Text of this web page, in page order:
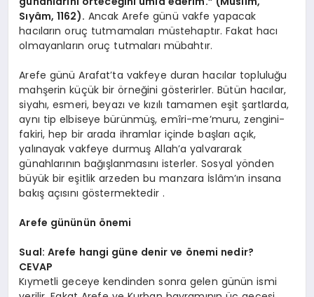
Sıyâm, 1162). Ancak Arefe günü vakfe yapacak
hacıların oruç tutmamaları müstehaptır. Fakat hacı
olmayanların oruç tutmaları mübahtır.
Arefe günü Arafat’ta vakfeye duran hacılar topluluğu
mahşerin küçük bir örneğini gösterirler. Bütün hacılar,
siyahı, esmeri, beyazı ve kızılı tamamen eşit şartlarda,
aynı tip elbiseye bürünmüş, emîri-me’muru, zengini-
fakiri, hep bir arada ihramlar içinde başları açık,
yalınayak vakfeye durmuş Allah’a yalvararak
günahlarının bağışlanmasını isterler. Sosyal yönden
büyük bir eşitlik arzeden bu manzara İslâm’ın insana
bakış açısını göstermektedir .
Arefe gününün önemi
Sual: Arefe hangi güne denir ve önemi nedir?
CEVAP
Kıymetli geceye kendinden sonra gelen günün ismi